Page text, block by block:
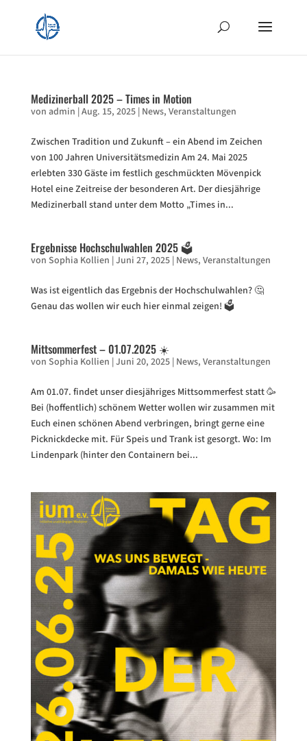
Medizinerball 2025 – Times in Motion
von admin | Aug. 15, 2025| News, Veranstaltungen
Zwischen Tradition und Zukunft – ein Abend im Zeichen
von 100 Jahren Universitätsmedizin Am 24. Mai 2025
erlebten 330 Gäste im festlich geschmückten Mövenpick
Hotel eine Zeitreise der besonderen Art. Der diesjährige
Medizinerball stand unter dem Motto „Times in...
Ergebnisse Hochschulwahlen 2025 🗳️
von Sophia Kollien | Juni 27, 2025| News, Veranstaltungen
Was ist eigentlich das Ergebnis der Hochschulwahlen? 🤔
Genau das wollen wir euch hier einmal zeigen! 🗳️
Mittsommerfest – 01.07.2025 ☀️
von Sophia Kollien | Juni 20, 2025| News, Veranstaltungen
Am 01.07. findet unser diesjähriges Mittsommerfest statt 🥳
Bei (hoffentlich) schönem Wetter wollen wir zusammen mit
Euch einen schönen Abend verbringen, bringt gerne eine
Picknickdecke mit. Für Speis und Trank ist gesorgt. Wo: Im
Lindenpark (hinter den Containern bei...